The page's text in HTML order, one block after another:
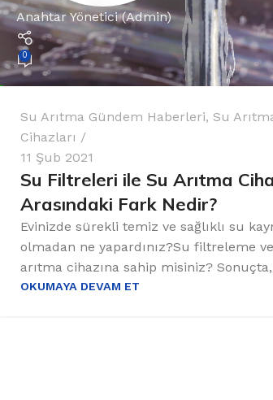
Anahtar Yönetici (Admin)
0
Su Arıtma Gündem Haberleri, Su
Cihazları
11 Şub 2021
Su Filtreleri ile Su Arıtma
Arasındaki Fark Nedir?
Evinizde sürekli temiz ve sağlıklı su
olmadan ne yapardınız?Su filtreleme
arıtma cihazına sahip misiniz?
OKUMAYA DEVAM ET